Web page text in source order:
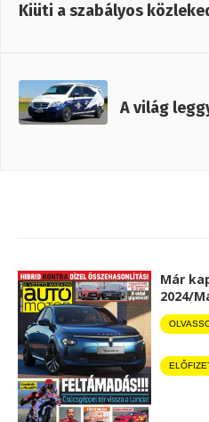
Kiüti a szabályos
A világ
Már
2024/